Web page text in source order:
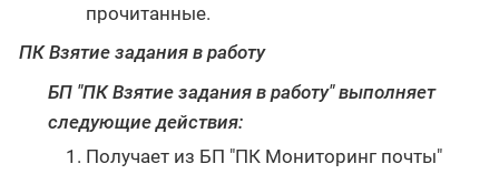
прочитанные.
ПК Взятие задания в работу
БП "ПК Взятие задания в работу" выполняет
следующие действия:
Получает из БП "ПК Мониторинг почты"